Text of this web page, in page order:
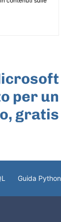
per un
gratis
Guida Python